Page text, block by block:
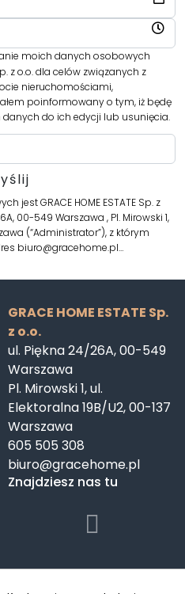
moich danych osobowych
z o.o. dla celów związanych z
nieruchomościami,
poinformowany o tym, iż będę
do ich edycji lub usunięcia.
GRACE HOME ESTATE Sp. z
00-549 Warszawa , Pl. Mirowski 1,
(“Administrator”), z którym
biuro@gracehome.pl…
GRACE HOME ESTATE Sp.
z o.o.
ul. Piękna 24/26A, 00-549
Warszawa
Pl. Mirowski 1, ul.
Elektoralna 19B/U2, 00-137
Warszawa
605 505 308
biuro@gracehome.pl
Znajdziesz nas tu